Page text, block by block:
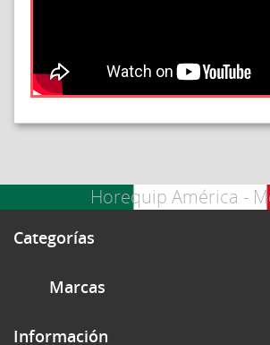
Horequip América -
Categorías
Marcas
Información